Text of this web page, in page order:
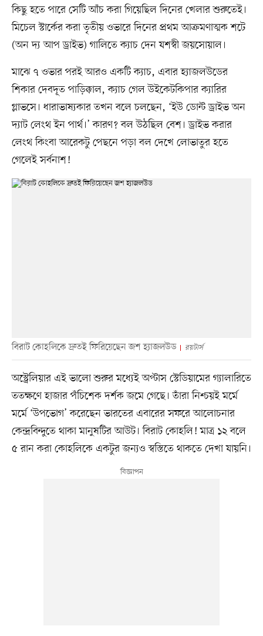
কিছু হতে পারে সেটি আঁচ করা গিয়েছিল দিনের খেলার শুরুতেই।
মিচেল স্টার্কের করা তৃতীয় ওভারে দিনের প্রথম আক্রমণাত্মক শটে
(অন দ্য আপ ড্রাইভ) গালিতে ক্যাচ দেন যশস্বী জয়সোয়াল।
মাঝে ৭ ওভার পরই আরও একটি ক্যাচ, এবার হ্যাজলউডের
শিকার দেবদূত পাড়িক্কাল, ক্যাচ গেল উইকেটকিপার ক্যারির
গ্লাভসে। ধারাভাষ্যকার তখন বলে চলছেন, ‘ইউ ডোন্ট ড্রাইভ অন
দ্যাট লেংথ ইন পার্থ।’ কারণ? বল উঠছিল বেশ। ড্রাইভ করার
লেংথ কিংবা আরেকটু পেছনে পড়া বল দেখে লোভাতুর হতে
গেলেই সর্বনাশ!
বিরাট কোহলিকে দ্রুতই ফিরিয়েছেন জশ হ্যাজলউড রয়টার্স
অস্ট্রেলিয়ার এই ভালো শুরুর মধ্যেই অপ্টাস স্টেডিয়ামের গ্যালারিতে
ততক্ষণে হাজার পঁচিশেক দর্শক জমে গেছে। তাঁরা নিশ্চয়ই মর্মে
মর্মে ‘উপভোগ’ করেছেন ভারতের এবারের সফরে আলোচনার
কেন্দ্রবিন্দুতে থাকা মানুষটির আউট। বিরাট কোহলি! মাত্র ১২ বলে
৫ রান করা কোহলিকে একটুর জন্যও স্বস্তিতে থাকতে দেখা যায়নি।